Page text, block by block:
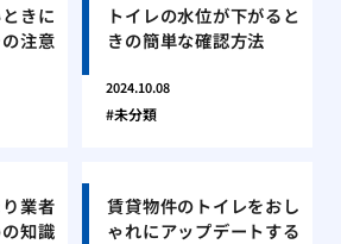
きに
注意
トイレの水位が下がると
きの簡単な確認方法
2024.10.08
未分類
業者
知識
賃貸物件のトイレをおし
ゃれにアップデートする